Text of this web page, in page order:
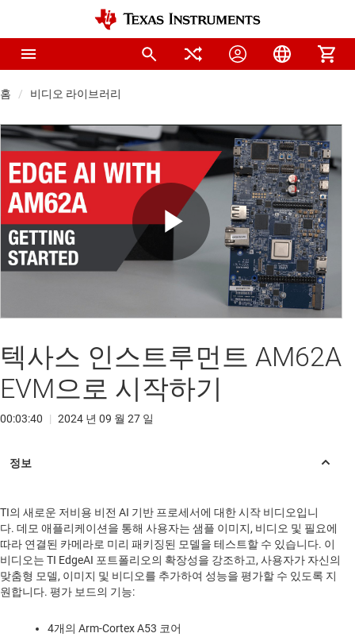
홈 비디오 라이브러리
Play
Video
텍사스 인스트루먼트 AM62A
EVM으로 시작하기
00:03:40 | 2024 년 09 월 27 일
TI의 새로운 저비용 비전 AI 기반 프로세서에 대한 시작 비디오입니
다. 데모 애플리케이션을 통해 사용자는 샘플 이미지, 비디오 및 필요에
따라 연결된 카메라로 미리 패키징된 모델을 테스트할 수 있습니다. 이
비디오는 TI EdgeAI 포트폴리오의 확장성을 강조하고, 사용자가 자신의
맞춤형 모델, 이미지 및 비디오를 추가하여 성능을 평가할 수 있도록 지
원합니다. 평가 보드의 기능:
4개의 Arm-Cortex A53 코어